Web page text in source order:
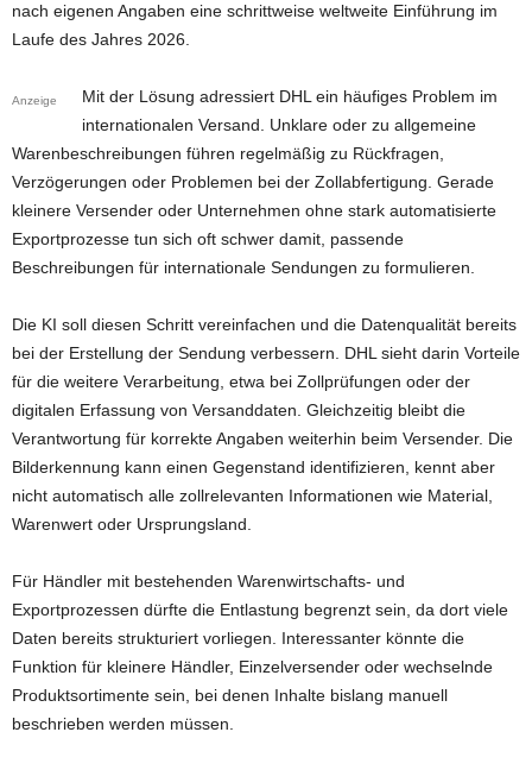
nach eigenen Angaben eine schrittweise weltweite Einführung im
Laufe des Jahres 2026.
Anzeige
Mit der Lösung adressiert DHL ein häufiges Problem im
internationalen Versand. Unklare oder zu allgemeine
Warenbeschreibungen führen regelmäßig zu Rückfragen,
Verzögerungen oder Problemen bei der Zollabfertigung. Gerade
kleinere Versender oder Unternehmen ohne stark automatisierte
Exportprozesse tun sich oft schwer damit, passende
Beschreibungen für internationale Sendungen zu formulieren.
Die KI soll diesen Schritt vereinfachen und die Datenqualität bereits
bei der Erstellung der Sendung verbessern. DHL sieht darin Vorteile
für die weitere Verarbeitung, etwa bei Zollprüfungen oder der
digitalen Erfassung von Versanddaten. Gleichzeitig bleibt die
Verantwortung für korrekte Angaben weiterhin beim Versender. Die
Bilderkennung kann einen Gegenstand identifizieren, kennt aber
nicht automatisch alle zollrelevanten Informationen wie Material,
Warenwert oder Ursprungsland.
Für Händler mit bestehenden Warenwirtschafts- und
Exportprozessen dürfte die Entlastung begrenzt sein, da dort viele
Daten bereits strukturiert vorliegen. Interessanter könnte die
Funktion für kleinere Händler, Einzelversender oder wechselnde
Produktsortimente sein, bei denen Inhalte bislang manuell
beschrieben werden müssen.